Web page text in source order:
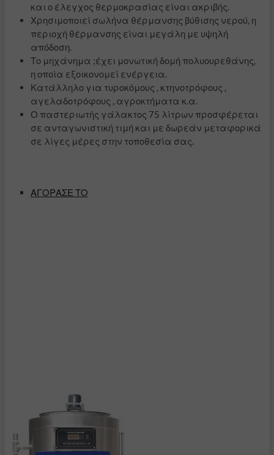
και ο έλεγχος θερμοκρασίας είναι ακριβής.
Χρησιμοποιεί σωλήνα θέρμανσης βύθισης νερού, η
περιοχή θέρμανσης είναι μεγάλη με υψηλή
απόδοση.
Το μηχάνημα ;έχει μονωτική δομή πολυουρεθάνης,
η οποία εξοικονομεί ενέργεια.
Κατάλληλο για τυροκόμους , κτηνοτρόφους ,
αγελαδοτρόφους , αγροκτήματα κ.α.
Ο παστεριωτής γάλακτος 75 λίτρων προσφέρεται
σε ανταγωνιστική τιμή και με δωρεάν μεταφορικά
σε λίγες μέρες στην τοποθεσία σας.
ΑΓΟΡΑΣΕ ΤΟ